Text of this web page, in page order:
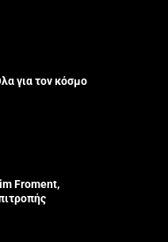
για τον κόσμο
Froment,